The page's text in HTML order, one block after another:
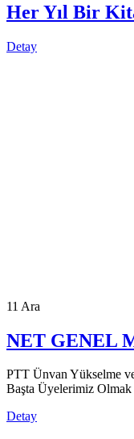
Her Yıl Bir
Detay
11 Ara
NET GENEL
PTT Ünvan Yükselme
Başta Üyelerimiz Olmak
Detay